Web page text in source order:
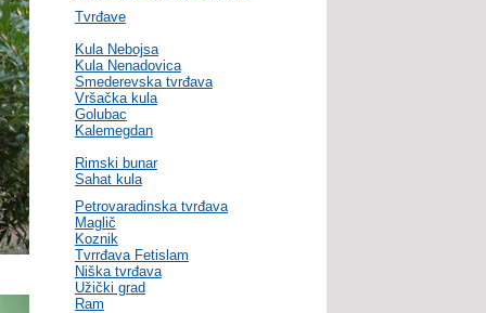
Tvrđave
Kula Nebojsa
Kula Nenadovica
Smederevska tvrđava
Vršačka kula
Golubac
Kalemegdan
Rimski bunar
Sahat kula
Petrovaradinska tvrđava
Maglič
Koznik
Tvrrđava Fetislam
Niška tvrđava
Užički grad
Ram